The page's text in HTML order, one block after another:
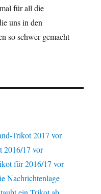
für all die
uns in den
so schwer gemacht
Trikot 2017 vor
2016/17 vor
für 2016/17 vor
Nachrichtenlage